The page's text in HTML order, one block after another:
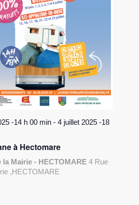
-14 h 00 min -4 juillet 2025 -18
à Hectomare
la Mairie - HECTOMARE4 Rue
,HECTOMARE